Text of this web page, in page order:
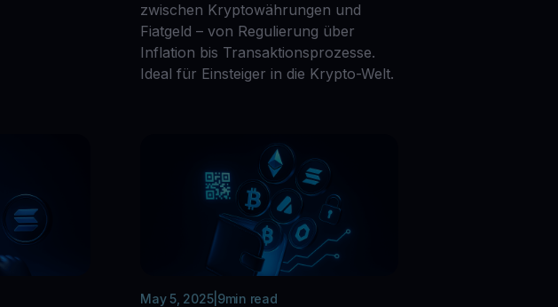
zwischen Kryptowährungen und
Fiatgeld – von Regulierung über
Inflation bis Transaktionsprozesse.
Ideal für Einsteiger in die Krypto-Welt.
May 5, 2025| 9min read